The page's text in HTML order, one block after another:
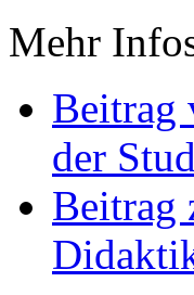
Mehr
Beitrag
der
Beitrag